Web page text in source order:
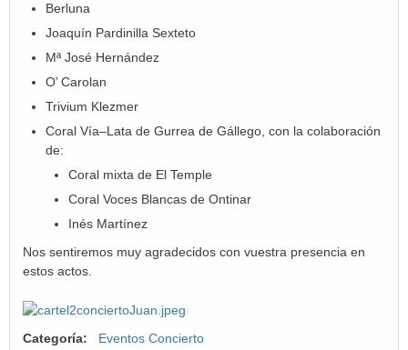
Berluna
Joaquín Pardinilla Sexteto
Mª José Hernández
O’ Carolan
Trivium Klezmer
Coral Vía–Lata de Gurrea de Gállego, con la colaboración
de:
Coral mixta de El Temple
Coral Voces Blancas de Ontinar
Inés Martínez
Nos sentiremos muy agradecidos con vuestra presencia en
estos actos.
Categoría: Eventos Concierto